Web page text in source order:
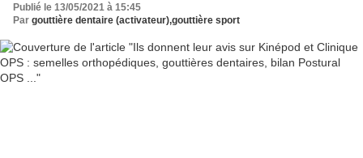
Publié le 13/05/2021 à 15:45
Par gouttière dentaire (activateur),gouttière sport